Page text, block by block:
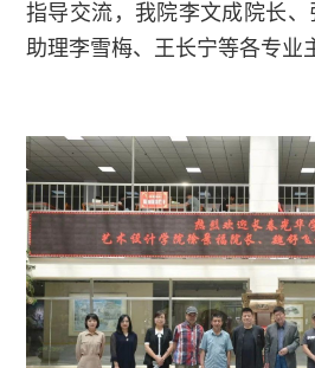
指导交流，我院李文成院长
助理李雪梅、王长宁等各专业